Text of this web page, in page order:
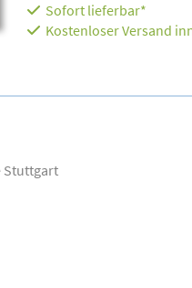
Sofort lieferbar*
Kostenloser Versand
Stuttgart